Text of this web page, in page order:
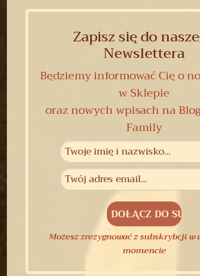
Zapisz się do
Newslettera
Będziemy informować Cię o
w Sklepie
oraz nowych wpisach na
Family
Możesz zrezygnować z subskrybcji w
momencie